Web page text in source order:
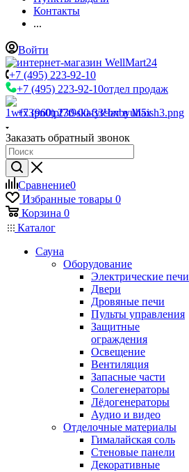
Контакты
...
Войти
+7 (495) 223-92-10
+7 (495) 223-92-10отдел продаж
+7 (960) 230-00-33Чат в Max
Заказать обратный звонок
Сравнение0
Избранные товары 0
Корзина 0
Каталог
Сауна
Оборудование
Электрические печи
Двери
Дровяные печи
Пульты управления
Защитные
ограждения
Освещение
Вентиляция
Запасные части
Солегенераторы
Лёдогенераторы
Аудио и видео
Отделочные материалы
Гималайская соль
Стеновые панели
Декоративные